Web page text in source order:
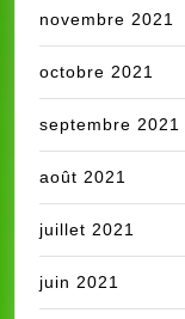
novembre 2021
octobre 2021
septembre 2021
août 2021
juillet 2021
juin 2021